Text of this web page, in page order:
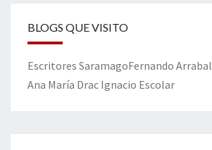
BLOGS QUE VISITO
Escritores SaramagoFernando Arrabal
Ana María Drac Ignacio Escolar